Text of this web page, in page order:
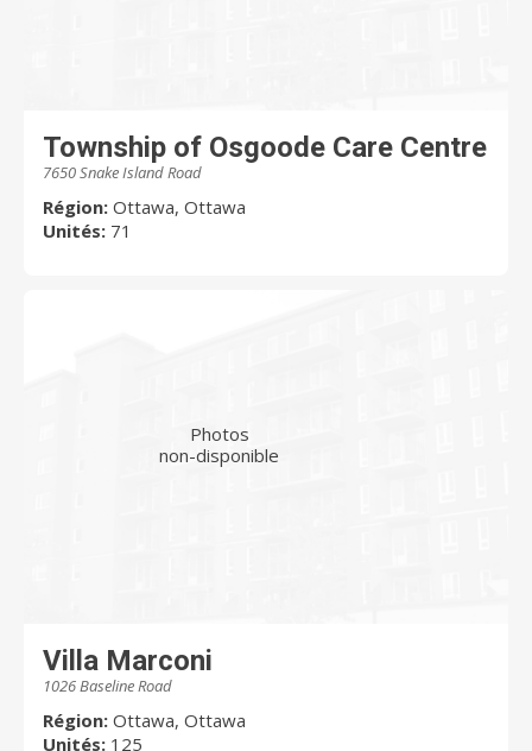
Township of Osgoode Care Centre
7650 Snake Island Road
Région: Ottawa, Ottawa
Unités: 71
Photos
non-disponible
Villa Marconi
1026 Baseline Road
Région: Ottawa, Ottawa
Unités: 125